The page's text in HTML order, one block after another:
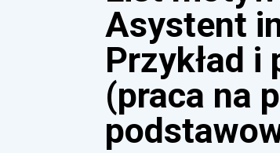
Asystent
Przykład i
(praca na